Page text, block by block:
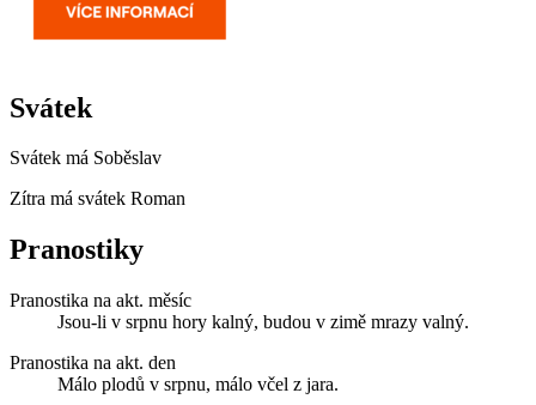
Svátek
Svátek má Soběslav
Zítra má svátek Roman
Pranostiky
Pranostika na akt. měsíc
Jsou-li v srpnu hory kalný, budou v zimě mrazy valný.
Pranostika na akt. den
Málo plodů v srpnu, málo včel z jara.